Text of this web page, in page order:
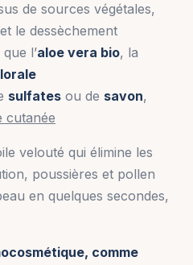
de sources végétales,
le dessèchement
l’aloe vera bio, la
sulfates ou de savon,
cutanée
velouté qui élimine les
poussières et pollen
en quelques secondes,
comme